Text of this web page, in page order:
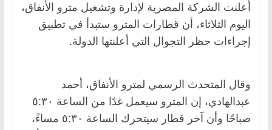
أعلنت الشركة المصرية لإدارة وتشغيل مترو الأنفاق،
اليوم الثلاثاء، أن قطارات المترو ستبدأ في تطبيق
إجراءات حظر التجوال التي أعلنتها الدولة.
وقال المتحدث الرسمي لمترو الأنفاق، أحمد
عبدالهادي، إن المترو سيعمل غدًا من الساعة ٥:٣٠
صباحًا وأن آخر قطار سيتحرك الساعة ٥:٣٠ مساءً،